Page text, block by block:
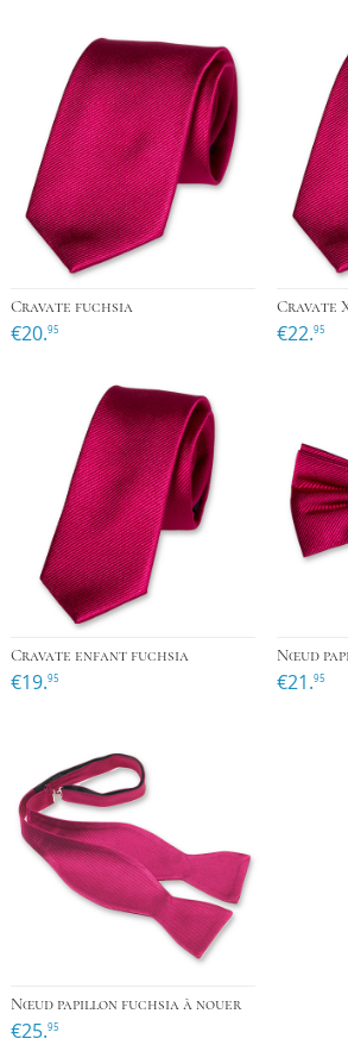
Cravate fuchsia
€20.95
Cravate
€22.95
Cravate enfant fuchsia
€19.95
Nœud
€21.95
Nœud papillon fuchsia à nouer
€25.95